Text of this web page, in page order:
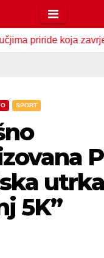
koja zavrjeđuju
SPORT
utrka
5K”